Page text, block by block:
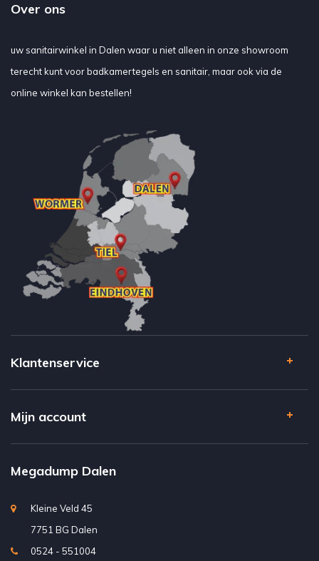
Over ons
uw sanitairwinkel in Dalen waar u niet alleen in onze showroom
terecht kunt voor badkamertegels en sanitair, maar ook via de
online winkel kan bestellen!
Klantenservice
Mijn account
Megadump Dalen
Kleine Veld 45
7751 BG Dalen
0524 - 551004